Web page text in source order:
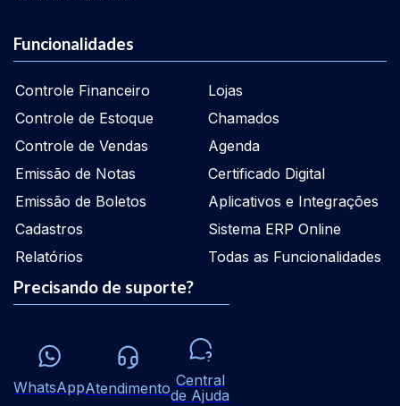
Funcionalidades
Controle Financeiro
Controle de Estoque
Controle de Vendas
Emissão de Notas
Emissão de Boletos
Cadastros
Relatórios
Lojas
Chamados
Agenda
Certificado Digital
Aplicativos e Integrações
Sistema ERP Online
Todas as Funcionalidades
Precisando de suporte?
WhatsAppAtendimento Central
de Ajuda